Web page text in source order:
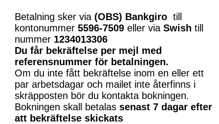
Betalning sker via (OBS) Bankgiro till
kontonummer 5596-7509 eller via Swish till
nummer 1234013306
Du får bekräftelse per mejl med
referensnummer för betalningen.
Om du inte fått bekräftelse inom en eller ett
par arbetsdagar och mailet inte återfinns i
skräpposten bör du kontakta bokningen.
Bokningen skall betalas senast 7 dagar efter
att bekräftelse skickats